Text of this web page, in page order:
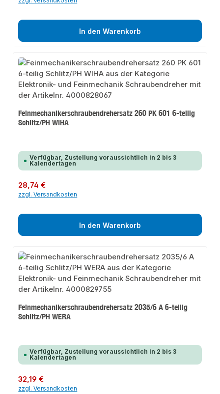
In den Warenkorb
Feinmechanikerschraubendrehersatz 260 PK 601 6-teilig
Schlitz/PH WIHA
Verfügbar, Zustellung voraussichtlich in 2 bis 3
Kalendertagen
Regulärer Preis:
28,74 €
zzgl. Versandkosten
In den Warenkorb
Feinmechanikerschraubendrehersatz 2035/6 A 6-teilig
Schlitz/PH WERA
Verfügbar, Zustellung voraussichtlich in 2 bis 3
Kalendertagen
Regulärer Preis:
32,19 €
zzgl. Versandkosten